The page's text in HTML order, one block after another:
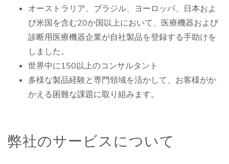
オーストラリア、ブラジル、ヨーロッパ、日本およ
び米国を含む20か国以上において、医療機器および
診断用医療機器企業が自社製品を登録する手助けを
しました。
世界中に150以上のコンサルタント
多様な製品経験と専門領域を活かして、お客様がか
かえる困難な課題に取り組みます。
弊社のサービスについて